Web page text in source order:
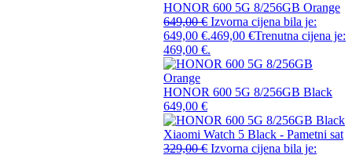
HONOR 600 5G 8/256GB Orange
649,00€ Izvorna cijena bila je:
649,00 €.469,00 €Trenutna cijena je:
469,00 €.
HONOR 600 5G 8/256GB Black
649,00 €
Xiaomi Watch 5 Black - Pametni sat
329,00€ Izvorna cijena bila je: